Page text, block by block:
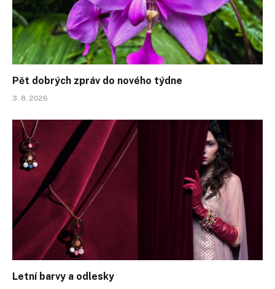
Pět dobrých zpráv do nového týdne
3. 8. 2026
Letní barvy a odlesky